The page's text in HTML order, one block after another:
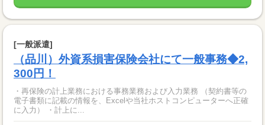
[一般派遣]
（品川）外資系損害保険会社にて一般事務◆2,
300円！
・再保険の計上業務における事務業務および入力業務 （契約書等の
電子書類に記載の情報を、Excelや当社ホストコンピューターへ正確
に入力） ・計上に...